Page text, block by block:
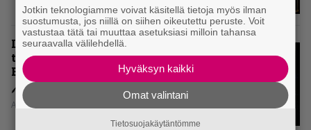
Levyarvio: Onko Steelbound jo
täydellisintä mahdollista Battle
Beastia?
Aki Nuopponen
Jotkin teknologiamme voivat käsitellä tietoja myös ilman
suostumusta, jos niillä on siihen oikeutettu peruste. Voit
vastustaa tätä tai muuttaa asetuksiasi milloin tahansa
seuraavalla välilehdellä.
Hyväksyn kaikki
Omat valintani
Tietosuojakäytäntömme